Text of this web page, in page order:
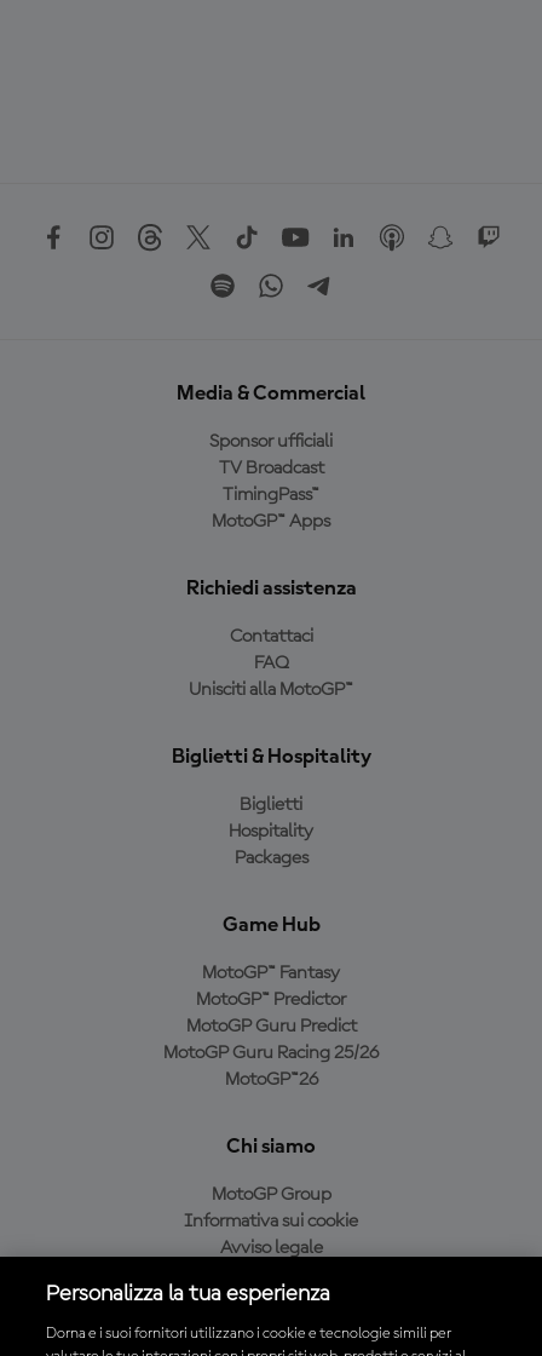
Media & Commercial
Sponsor ufficiali
TV Broadcast
TimingPass™
MotoGP™ Apps
Richiedi assistenza
Contattaci
FAQ
Unisciti alla MotoGP™
Biglietti & Hospitality
Biglietti
Hospitality
Packages
Game Hub
MotoGP™ Fantasy
MotoGP™ Predictor
MotoGP Guru Predict
MotoGP Guru Racing 25/26
MotoGP™26
Chi siamo
MotoGP Group
Informativa sui cookie
Avviso legale
Condizioni di acquisto
Personalizza la tua esperienza
Dorna e i suoi fornitori utilizzano i cookie e tecnologie simili per